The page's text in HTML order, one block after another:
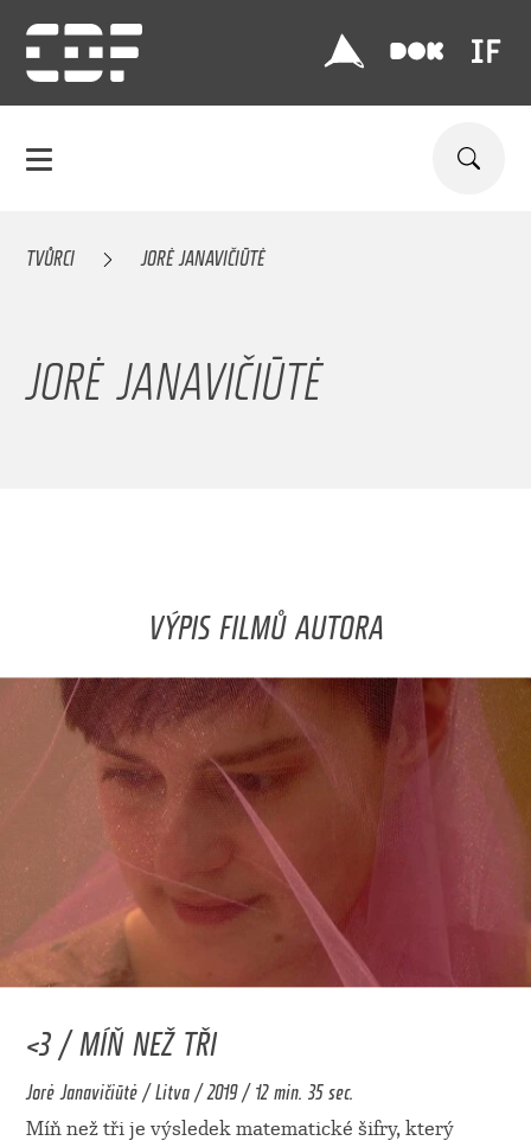
TVŮRCI JORĖ JANAVIČIŪTĖ
JORĖ JANAVIČIŪTĖ
VÝPIS FILMŮ AUTORA
<3 / MÍŇ NEŽ TŘI
Jorė Janavičiūtė / Litva / 2019 / 12 min. 35 sec.
Míň než tři je výsledek matematické šifry, který